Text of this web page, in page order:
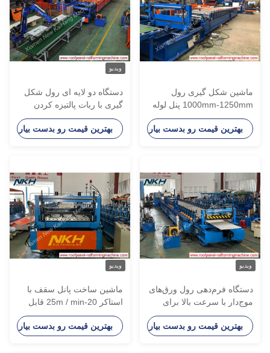
شکل گیری رول
1000mm-1250mm پنل لوله
بهترین قیمت رو بدست بیار
دستگاه دو لایه ای رول شکل
گیری با ربات پالتیزه کردن
درب شاتر و پانل لوله دار
بهترین قیمت رو بدست بیار
فرم‌دهی رول ورق‌های
با سرعت بالا برای
سقف
بهترین قیمت رو بدست بیار
ماشین ساخت پانل سقف با
استاکر 20-25m / min قابل
بهترین قیمت رو بدست بیار